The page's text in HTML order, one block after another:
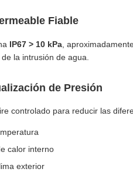
Fiable
IP67 > 10 kPa ,
la intrusión de agua.
de Presión
controlado para reducir las
calor interno
exterior